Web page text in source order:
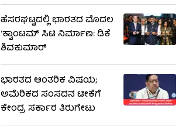
ಹೆಸರಘಟ್ಟದಲ್ಲಿ ಭಾರತದ ಮೊದಲ
‘ಕ್ವಾಂಟಮ್ ಸಿಟಿ ನಿರ್ಮಾಣ: ಡಿಕೆ
ಶಿವಕುಮಾರ್
ಭಾರತದ ಆಂತರಿಕ ವಿಷಯ;
ಅಮೆರಿಕದ ಸಂಸದನ ಟೀಕೆಗೆ
ಕೇಂದ್ರ ಸರ್ಕಾರ ತಿರುಗೇಟು